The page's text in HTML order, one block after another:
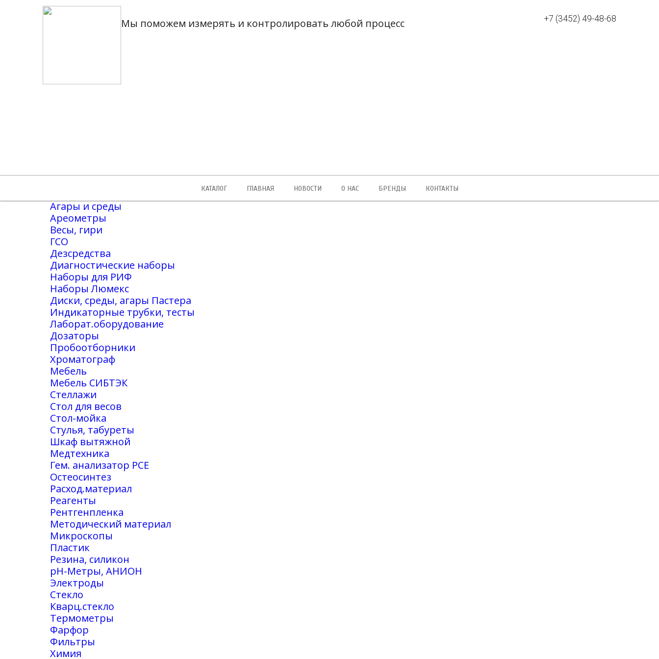
Мы поможем измерять и контролировать любой процесс +7 (3452) 49-48-68
КАТАЛОГ ГЛАВНАЯ НОВОСТИ О НАС БРЕНДЫ КОНТАКТЫ
Агары и среды
Ареометры
Весы, гири
ГСО
Дезсредства
Диагностические наборы
Наборы для РИФ
Наборы Люмекс
Диски, среды, агары Пастера
Индикаторные трубки, тесты
Лаборат.оборудование
Дозаторы
Пробоотборники
Хроматограф
Мебель
Мебель СИБТЭК
Стеллажи
Стол для весов
Стол-мойка
Стулья, табуреты
Шкаф вытяжной
Медтехника
Гем. анализатор РСЕ
Остеосинтез
Расход.материал
Реагенты
Рентгенпленка
Методический материал
Микроскопы
Пластик
Резина, силикон
рН-Метры, АНИОН
Электроды
Стекло
Кварц.стекло
Термометры
Фарфор
Фильтры
Химия